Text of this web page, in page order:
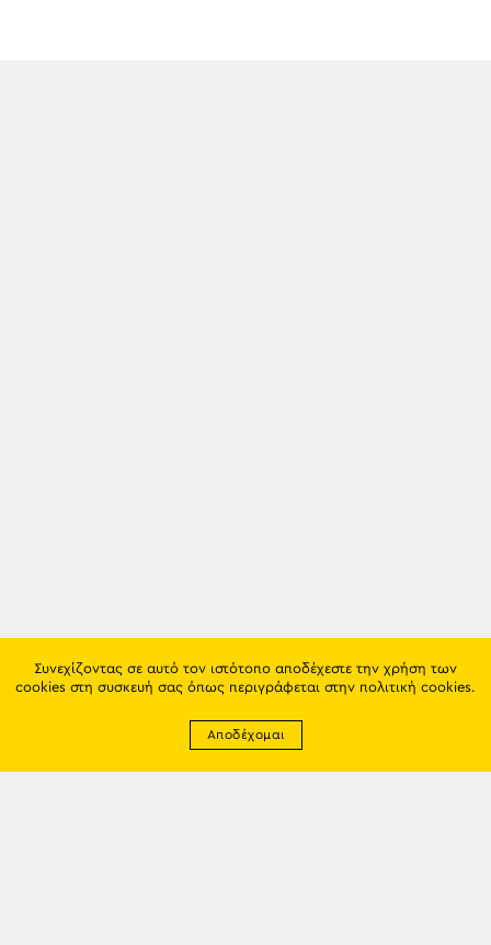
Συνεχίζοντας σε αυτό τον ιστότοπο αποδέχεστε την χρήση των
cookies στη συσκευή σας όπως περιγράφεται στην πολιτική cookies.
Αποδέχομαι